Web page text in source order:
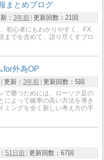
まとめブログ
： 3年前 更新回数： 21回
初心者にもわかりやすく、FX、
までを含めて、語り尽くすブロ
for外為OP
更新： 3年前 更新回数： 5回
で勝つためには、ローソク足の
によって確率の高い方法を導き
ミングを全く新しい考え方の手
51日前 更新回数： 67回